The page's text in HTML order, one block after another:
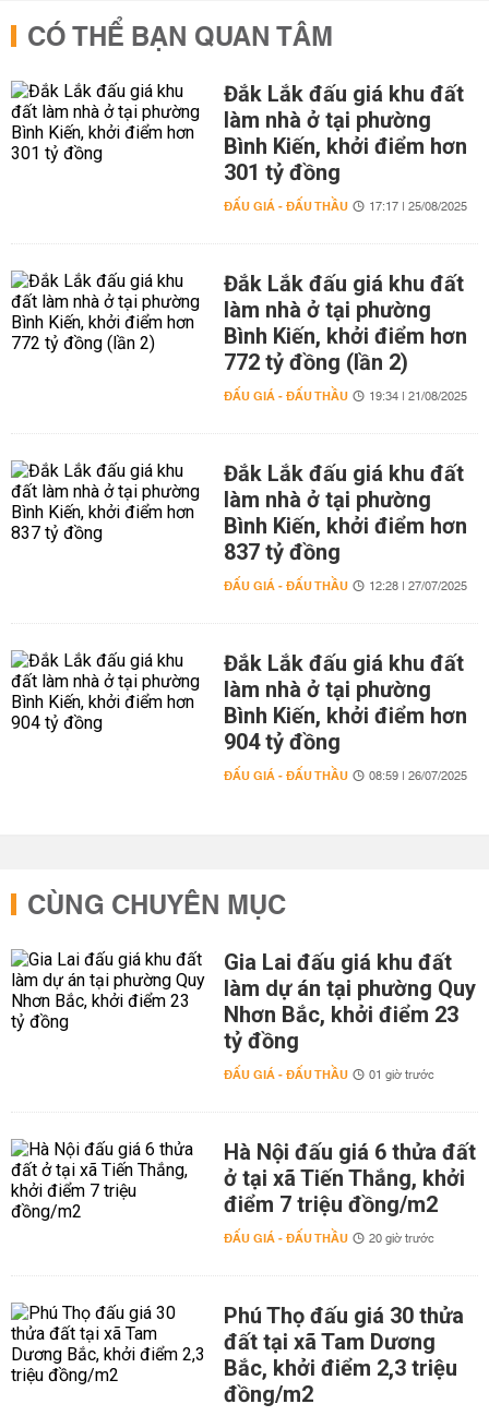
CÓ THỂ BẠN QUAN TÂM
Đắk Lắk đấu giá khu đất
làm nhà ở tại phường
Bình Kiến, khởi điểm hơn
301 tỷ đồng
ĐẤU GIÁ - ĐẤU THẦU 17:17 | 25/08/2025
Đắk Lắk đấu giá khu đất
làm nhà ở tại phường
Bình Kiến, khởi điểm hơn
772 tỷ đồng (lần 2)
ĐẤU GIÁ - ĐẤU THẦU 19:34 | 21/08/2025
Đắk Lắk đấu giá khu đất
làm nhà ở tại phường
Bình Kiến, khởi điểm hơn
837 tỷ đồng
ĐẤU GIÁ - ĐẤU THẦU 12:28 | 27/07/2025
Đắk Lắk đấu giá khu đất
làm nhà ở tại phường
Bình Kiến, khởi điểm hơn
904 tỷ đồng
ĐẤU GIÁ - ĐẤU THẦU 08:59 | 26/07/2025
CÙNG CHUYÊN MỤC
Gia Lai đấu giá khu đất
làm dự án tại phường Quy
Nhơn Bắc, khởi điểm 23
tỷ đồng
ĐẤU GIÁ - ĐẤU THẦU 01 giờ trước
Hà Nội đấu giá 6 thửa đất
ở tại xã Tiến Thắng, khởi
điểm 7 triệu đồng/m2
ĐẤU GIÁ - ĐẤU THẦU 20 giờ trước
Phú Thọ đấu giá 30 thửa
đất tại xã Tam Dương
Bắc, khởi điểm 2,3 triệu
đồng/m2